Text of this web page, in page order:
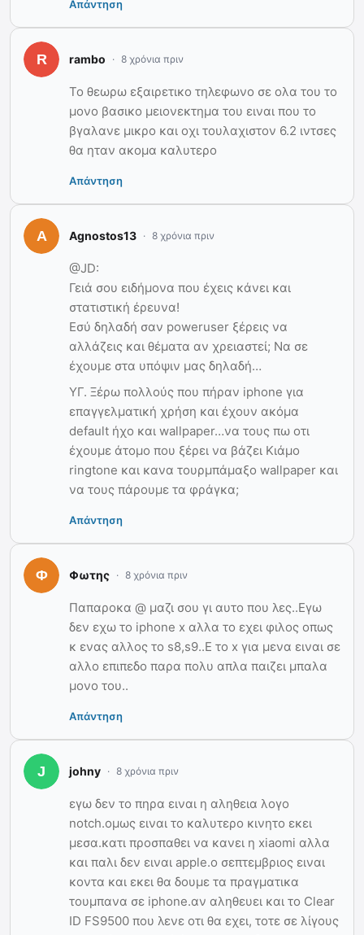
Απάντηση
rambo 8 χρόνια πριν
Το θεωρω εξαιρετικο τηλεφωνο σε ολα του το
μονο βασικο μειονεκτημα του ειναι που το
βγαλανε μικρο και οχι τουλαχιστον 6.2 ιντσες
θα ηταν ακομα καλυτερο
Απάντηση
Agnostos13 8 χρόνια πριν
@JD:
Γειά σου ειδήμονα που έχεις κάνει και
στατιστική έρευνα!
Εσύ δηλαδή σαν poweruser ξέρεις να
αλλάζεις και θέματα αν χρειαστεί; Να σε
έχουμε στα υπόψιν μας δηλαδή…
ΥΓ. Ξέρω πολλούς που πήραν iphone για
επαγγελματική χρήση και έχουν ακόμα
default ήχο και wallpaper…να τους πω οτι
έχουμε άτομο που ξέρει να βάζει Κιάμο
ringtone και κανα τουρμπάμαξο wallpaper και
να τους πάρουμε τα φράγκα;
Απάντηση
Φωτης 8 χρόνια πριν
Παπαροκα @ μαζι σου γι αυτο που λες..Εγω
δεν εχω το iphone x αλλα το εχει φιλος οπως
κ ενας αλλος το s8,s9..Ε το x για μενα ειναι σε
αλλο επιπεδο παρα πολυ απλα παιζει μπαλα
μονο του..
Απάντηση
johny 8 χρόνια πριν
εγω δεν το πηρα ειναι η αληθεια λογο
notch.ομως ειναι το καλυτερο κινητο εκει
μεσα.κατι προσπαθει να κανει η xiaomi αλλα
και παλι δεν ειναι apple.ο σεπτεμβριος ειναι
κοντα και εκει θα δουμε τα πραγματικα
τουμπανα σε iphone.αν αληθευει και το Clear
ID FS9500 που λενε οτι θα εχει, τοτε σε λίγους